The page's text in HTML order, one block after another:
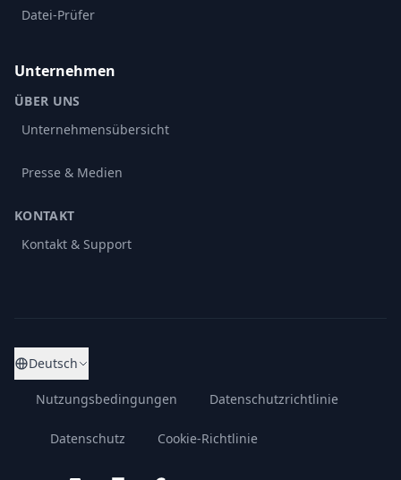
Datei-Prüfer
Unternehmen
ÜBER UNS
Unternehmensübersicht
Presse & Medien
KONTAKT
Kontakt & Support
Deutsch
Nutzungsbedingungen Datenschutzrichtlinie
Datenschutz Cookie-Richtlinie